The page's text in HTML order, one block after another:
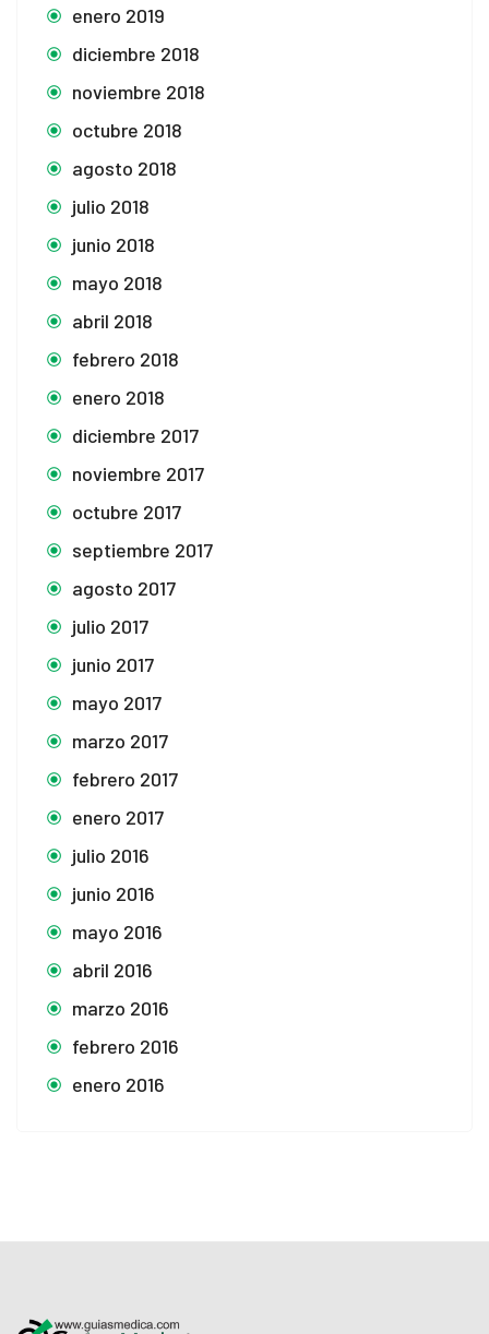
enero 2019
diciembre 2018
noviembre 2018
octubre 2018
agosto 2018
julio 2018
junio 2018
mayo 2018
abril 2018
febrero 2018
enero 2018
diciembre 2017
noviembre 2017
octubre 2017
septiembre 2017
agosto 2017
julio 2017
junio 2017
mayo 2017
marzo 2017
febrero 2017
enero 2017
julio 2016
junio 2016
mayo 2016
abril 2016
marzo 2016
febrero 2016
enero 2016